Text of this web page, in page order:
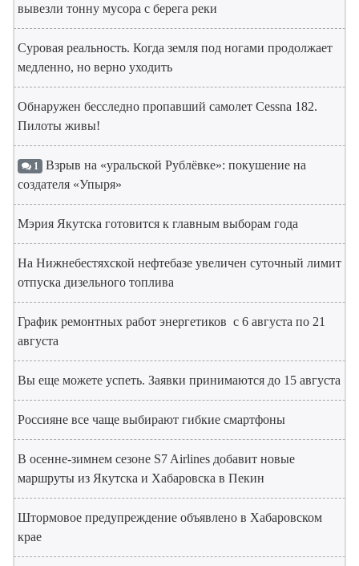
вывезли тонну мусора с берега реки
Суровая реальность. Когда земля под ногами продолжает
медленно, но верно уходить
Обнаружен бесследно пропавший самолет Cessna 182.
Пилоты живы!
1 Взрыв на «уральской Рублёвке»: покушение на
создателя «Упыря»
Мэрия Якутска готовится к главным выборам года
На Нижнебестяхской нефтебазе увеличен суточный лимит
отпуска дизельного топлива
График ремонтных работ энергетиков с 6 августа по 21
августа
Вы еще можете успеть. Заявки принимаются до 15 августа
Россияне все чаще выбирают гибкие смартфоны
В осенне-зимнем сезоне S7 Airlines добавит новые
маршруты из Якутска и Хабаровска в Пекин
Штормовое предупреждение объявлено в Хабаровском
крае